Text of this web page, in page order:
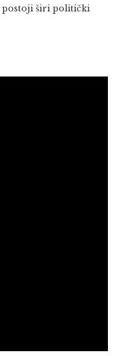
postoji širi politički